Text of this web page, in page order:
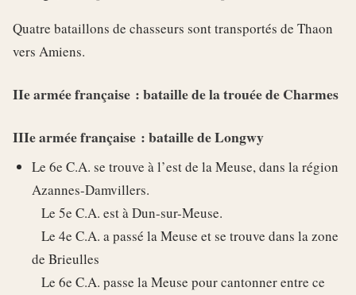
Quatre bataillons de chasseurs sont transportés de Thaon
vers Amiens.
IIe armée française : bataille de la trouée de Charmes
IIIe armée française : bataille de Longwy
Le 6e C.A. se trouve à l’est de la Meuse, dans la région
Azannes-Damvillers.
Le 5e C.A. est à Dun-sur-Meuse.
Le 4e C.A. a passé la Meuse et se trouve dans la zone
de Brieulles
Le 6e C.A. passe la Meuse pour cantonner entre ce